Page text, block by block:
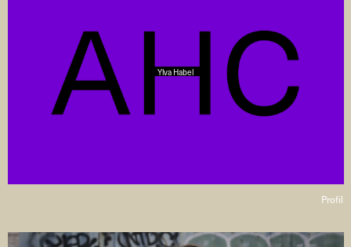
Ylva Habel
Profil